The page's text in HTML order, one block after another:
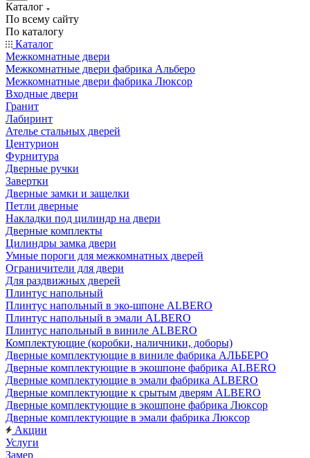
Каталог
По всему сайту
По каталогу
Каталог
Межкомнатные двери
Межкомнатные двери фабрика Альберо
Межкомнатные двери фабрика Люксор
Входные двери
Гранит
Лабиринт
Ателье стальных дверей
Центурион
Фурнитура
Дверные ручки
Завертки
Дверные замки и защелки
Петли дверные
Накладки под цилиндр на двери
Дверные комплекты
Цилиндры замка двери
Умные пороги для межкомнатных дверей
Ограничители для двери
Для раздвижных дверей
Плинтус напольный
Плинтус напольный в эко-шпоне ALBERO
Плинтус напольный в эмали ALBERO
Плинтус напольный в виниле ALBERO
Комплектующие (коробки, наличники, доборы)
Дверные комплектующие в виниле фабрика АЛЬБЕРО
Дверные комплектующие в экошпоне фабрика ALBERO
Дверные комплектующие в эмали фабрика ALBERO
Дверные комплектующие к срытым дверям ALBERO
Дверные комплектующие в экошпоне фабрика Люксор
Дверные комплектующие в эмали фабрика Люксор
Акции
Услуги
Замер